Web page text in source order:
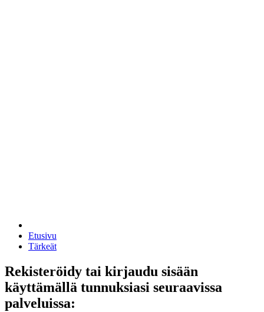
Etusivu
Tärkeät
Rekisteröidy tai kirjaudu sisään
käyttämällä tunnuksiasi seuraavissa
palveluissa: